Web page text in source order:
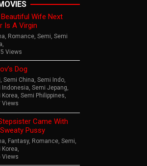
Wife Next
Is A Virgin
Romance Semi Semi
Views
Dog
Semi China Semi Indo
Indonesia Semi Jepang
Korea Semi Philippines
Views
Came With
Pussy
Fantasy, Romance Semi
Korea
Views